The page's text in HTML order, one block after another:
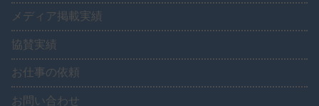
メディア掲載実績
協賛実績
お仕事の依頼
お問い合わせ